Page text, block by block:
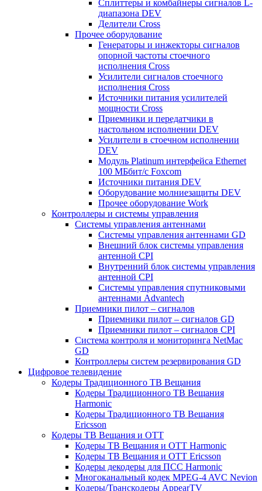
Сплиттеры и комбайнеры сигналов L-
диапазона DEV
Делители Cross
Прочее оборудование
Генераторы и инжекторы сигналов
опорной частоты стоечного
исполнения Cross
Усилители сигналов стоечного
исполнения Cross
Источники питания усилителей
мощности Cross
Приемники и передатчики в
настольном исполнении DEV
Усилители в стоечном исполнении
DEV
Модуль Platinum интерфейса Ethernet
100 МБбит/с Foxcom
Источники питания DEV
Оборудование молниезащиты DEV
Прочее оборудование Work
Контроллеры и системы управления
Системы управления антеннами
Системы управления антеннами GD
Внешний блок системы управления
антенной CPI
Внутренний блок системы управления
антенной CPI
Системы управления спутниковыми
антеннами Advantech
Приемники пилот – сигналов
Приемники пилот – сигналов GD
Приемники пилот – сигналов CPI
Система контроля и мониторинга NetMac
GD
Контроллеры систем резервирования GD
Цифровое телевидение
Кодеры Традиционного ТВ Вещания
Кодеры Традиционного ТВ Вещания
Harmonic
Кодеры Традиционного ТВ Вещания
Ericsson
Кодеры ТВ Вещания и ОТТ
Кодеры ТВ Вещания и ОТТ Harmonic
Кодеры ТВ Вещания и ОТТ Ericsson
Кодеры декодеры для ПСС Harmonic
Многоканальный кодек MPEG-4 AVC Nevion
Кодеры/Транскодеры AppearTV